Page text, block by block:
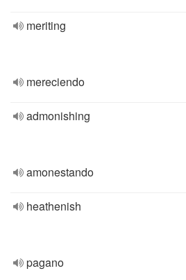
meriting
mereciendo
admonishing
amonestando
heathenish
pagano